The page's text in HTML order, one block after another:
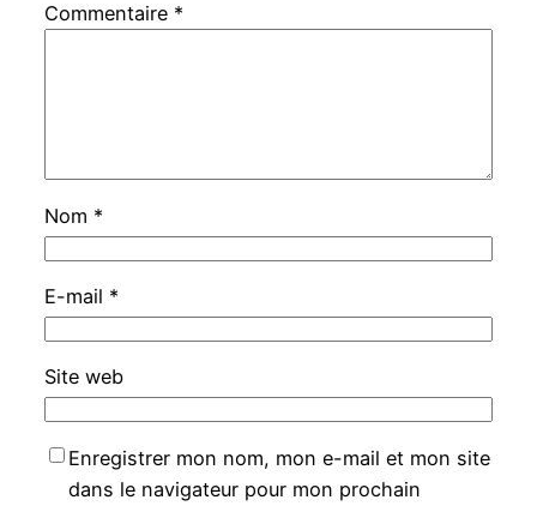
Commentaire *
Nom *
E-mail *
Site web
Enregistrer mon nom, mon e-mail et mon site
dans le navigateur pour mon prochain